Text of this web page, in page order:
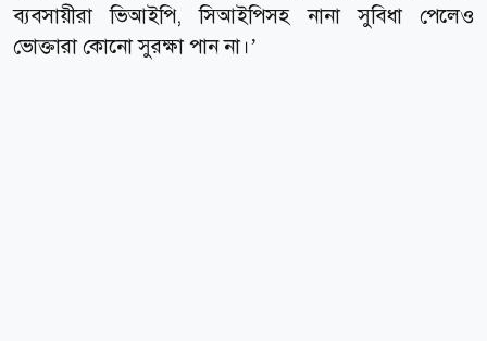
ব্যবসায়ীরা ভিআইপি, সিআইপিসহ নানা সুবিধা পেলেও
ভোক্তারা কোনো সুরক্ষা পান না।’